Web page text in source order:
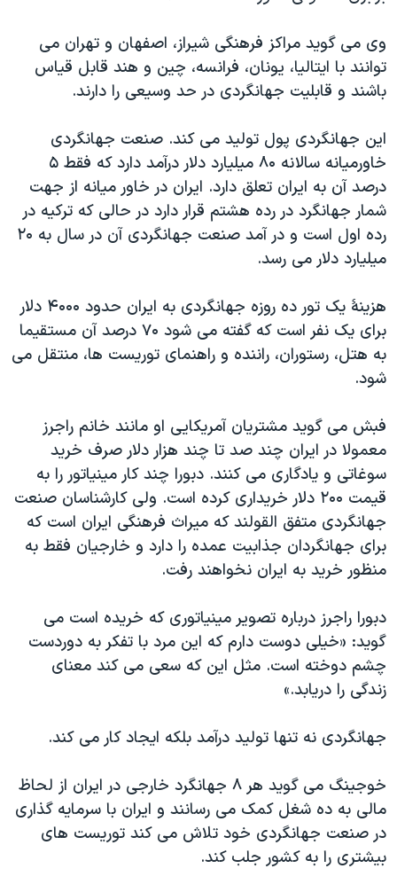
وی می گويد مراکز فرهنگی شيراز، اصفهان و تهران می
توانند با ايتاليا، يونان، فرانسه، چين و هند قابل قياس
باشند و قابليت جهانگردی در حد وسيعی را دارند.
اين جهانگردی پول توليد می کند. صنعت جهانگردی
خاورميانه سالانه ۸۰ ميليارد دلار درآمد دارد که فقط ۵
درصد آن به ايران تعلق دارد. ايران در خاور ميانه از جهت
شمار جهانگرد در رده هشتم قرار دارد در حالی که ترکيه در
رده اول است و در آمد صنعت جهانگردی آن در سال به ۲۰
ميليارد دلار می رسد.
هزينۀ يک تور ده روزه جهانگردی به ايران حدود ۴۰۰۰ دلار
برای يک نفر است که گفته می شود ۷۰ درصد آن مستقيما
به هتل، رستوران، راننده و راهنمای توريست ها، منتقل می
شود.
فبش می گويد مشتريان آمريکايی او مانند خانم راجرز
معمولا در ايران چند صد تا چند هزار دلار صرف خريد
سوغاتی و يادگاری می کنند. دبورا چند کار مينياتور را به
قيمت ۲۰۰ دلار خريداری کرده است. ولی کارشناسان صنعت
جهانگردی متفق القولند که ميراث فرهنگی ايران است که
برای جهانگردان جذابيت عمده را دارد و خارجيان فقط به
منظور خريد به ايران نخواهند رفت.
دبورا راجرز درباره تصوير مينياتوری که خريده است می
گويد: «خيلی دوست دارم که اين مرد با تفکر به دوردست
چشم دوخته است. مثل اين که سعی می کند معنای
زندگی را دريابد.»
جهانگردی نه تنها توليد درآمد بلکه ايجاد کار می کند.
خوجينگ می گويد هر ۸ جهانگرد خارجی در ايران از لحاظ
مالی به ده شغل کمک می رسانند و ايران با سرمايه گذاری
در صنعت جهانگردی خود تلاش می کند توريست های
بيشتری را به کشور جلب کند.